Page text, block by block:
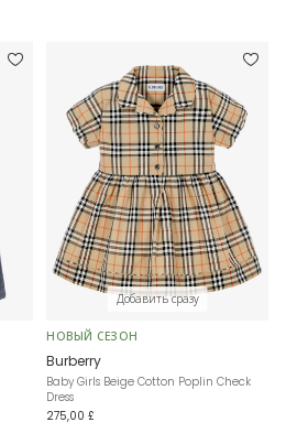
Добавить сразу
НОВЫЙ СЕЗОН
Burberry
Baby Girls Beige Cotton Poplin Check
Dress
275,00 £